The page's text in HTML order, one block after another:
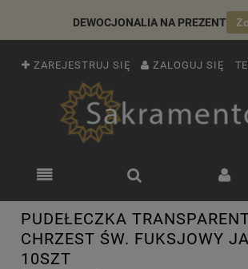
DEWOCJONALIA NA PREZENT
ZAREJESTRUJ SIĘ ZALOGUJ SIĘ
PUDEŁECZKA
CHRZEST ŚW. FUKSJOWY
10SZT